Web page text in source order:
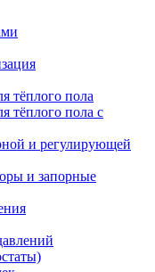
тёплого пола
тёплого пола с
и регулирующей
и запорные